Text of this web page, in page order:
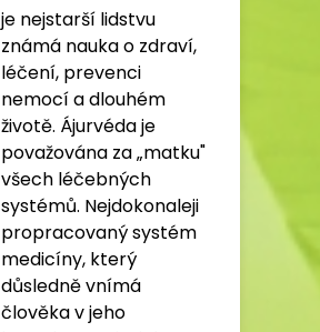
je nejstarší lidstvu
známá nauka o zdraví,
léčení, prevenci
nemocí a dlouhém
životě. Ájurvéda je
považována za „matku"
všech léčebných
systémů. Nejdokonaleji
propracovaný systém
medicíny, který
důsledně vnímá
člověka v jeho